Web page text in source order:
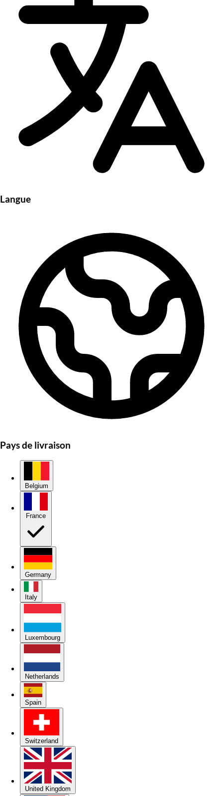
Langue
Pays de livraison
Belgium
Germany
Italy
Luxembourg
Netherlands
Spain
Switzerland
United Kingdom